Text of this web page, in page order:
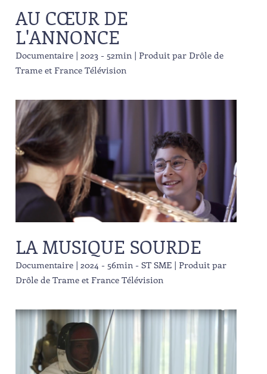
AU CŒUR DE
L'ANNONCE
Documentaire | 2023 - 52min | Produit par Drôle de
Trame et France Télévision
LA MUSIQUE SOURDE
Documentaire | 2024 - 56min - ST SME | Produit par
Drôle de Trame et France Télévision